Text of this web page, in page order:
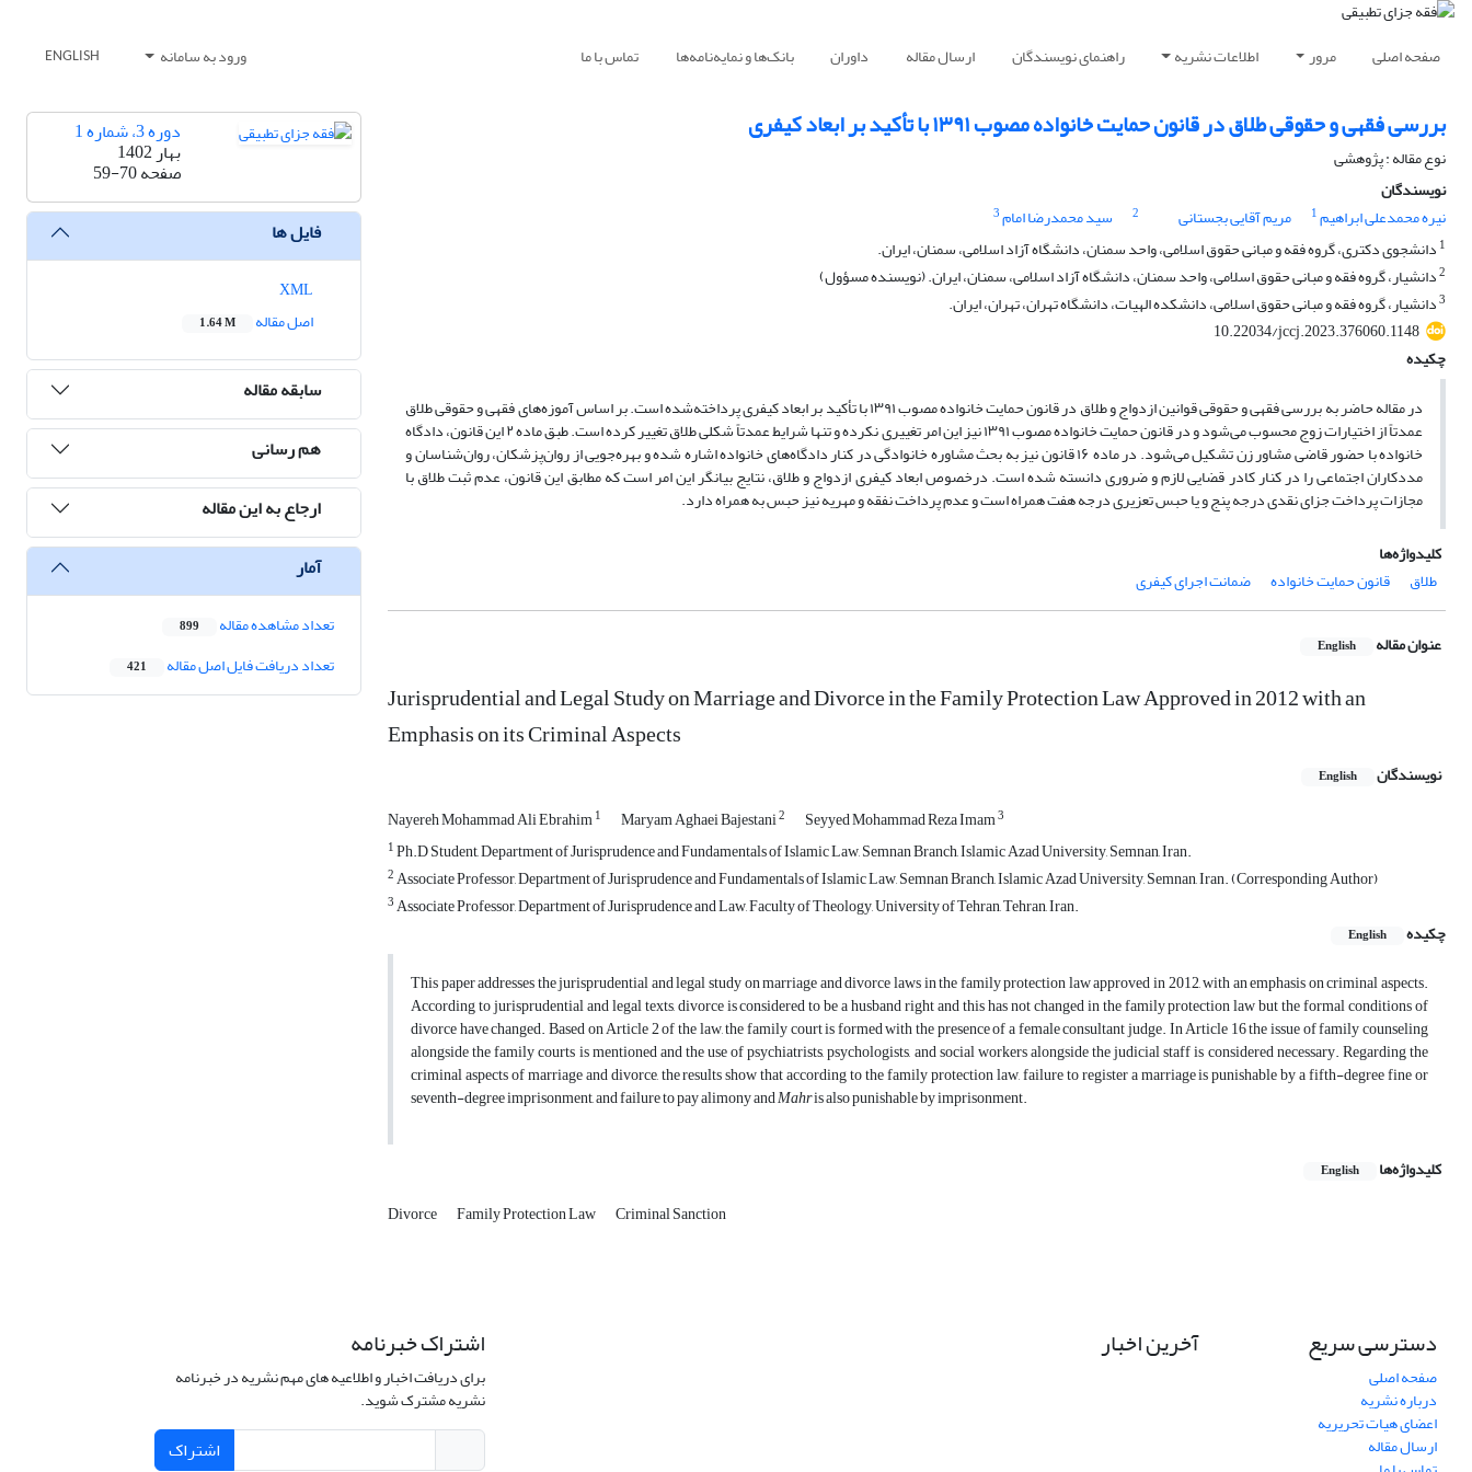
صفحه اصلی مرور اطلاعات نشریه راهنمای نویسندگان ارسال مقاله داوران بانک‌ها و نمایه‌نامه‌ها تماس با ما ورود به سامانه ENGLISH
بررسی فقهی و حقوقی طلاق در قانون حمایت خانواده مصوب ۱۳۹۱ با تأکید بر ابعاد کیفری
نوع مقاله : پژوهشی
نویسندگان
نیره محمدعلی ابراهیم1 مریم آقایی بجستانی 2 سید محمدرضا امام3
1 دانشجوی دکتری، گروه فقه و مبانی حقوق اسلامی، واحد سمنان، دانشگاه آزاد اسلامی، سمنان، ایران.
2دانشیار، گروه فقه و مبانی حقوق اسلامی، واحد سمنان، دانشگاه آزاد اسلامی، سمنان، ایران. (نویسنده مسؤول)
3دانشیار، گروه فقه و مبانی حقوق اسلامی، دانشکده الهیات، دانشگاه تهران، تهران، ایران.
10.22034/jccj.2023.376060.1148
چکیده
در مقاله حاضر به بررسی فقهی و حقوقی قوانین ازدواج و طلاق در قانون حمایت خانواده مصوب ۱۳۹۱ با تأکید بر ابعاد کیفری پرداخته‌شده است. بر اساس آموزه‌های فقهی و حقوقی طلاق
عمدتاً از اختیارات زوج محسوب می‌شود و در قانون حمایت خانواده مصوب ۱۳۹۱ نیز این امر تغییری نکرده و تنها شرایط عمدتاً شکلی طلاق تغییر کرده است. طبق ماده ۲ این قانون، دادگاه
خانواده با حضور قاضی مشاور زن تشکیل می‌شود. در ماده ۱۶ قانون نیز به بحث مشاوره خانوادگی در کنار دادگاه‌های خانواده اشاره ‌شده و بهره‌جویی از روان‌پزشکان، روان‌شناسان و
مددکاران اجتماعی را در کنار کادر قضایی لازم و ضروری دانسته شده است. درخصوص ابعاد کیفری ازدواج و طلاق، نتایج بیانگر این امر است که مطابق این قانون، عدم ثبت طلاق با
مجازات پرداخت جزای نقدی درجه پنج و یا حبس تعزیری درجه هفت همراه است و عدم پرداخت نفقه و مهریه نیز حبس به همراه دارد.
کلیدواژه‌ها
طلاق
قانون حمایت خانواده ضمانت اجرای کیفری
عنوان مقاله English
Jurisprudential and Legal Study on Marriage and Divorce in the Family Protection Law Approved in 2012 with an
Emphasis on its Criminal Aspects
نویسندگان English
Nayereh Mohammad Ali Ebrahim1 Maryam Aghaei Bajestani2 Seyyed Mohammad Reza Imam3
1Ph.D Student, Department of Jurisprudence and Fundamentals of Islamic Law, Semnan Branch, Islamic Azad University, Semnan, Iran.
2Associate Professor, Department of Jurisprudence and Fundamentals of Islamic Law, Semnan Branch, Islamic Azad University, Semnan, Iran. (Corresponding Author)
3Associate Professor, Department of Jurisprudence and Law, Faculty of Theology, University of Tehran, Tehran, Iran.
چکیده
English
This paper addresses the jurisprudential and legal study on marriage and divorce laws in the family protection law approved in 2012, with an emphasis on criminal aspects.
According to jurisprudential and legal texts, divorce is considered to be a husband right and this has not changed in the family protection law but the formal conditions of
divorce have changed. Based on Article 2 of the law, the family court is formed with the presence of a female consultant judge. In Article 16 the issue of family counseling
alongside the family courts is mentioned and the use of psychiatrists, psychologists, and social workers alongside the judicial staff is considered necessary. Regarding the
criminal aspects of marriage and divorce, the results show that according to the family protection law, failure to register a marriage is punishable by a fifth-degree fine or
seventh-degree imprisonment, and failure to pay alimony andMahris also punishable by imprisonment.
کلیدواژه‌ها English
Divorce Family Protection Law Criminal Sanction
دوره 3، شماره 1
بهار 1402
صفحه59-70
فایل ها
اصل مقاله
1.64 M
سابقه مقاله
هم رسانی
ارجاع به این مقاله
آمار
تعداد مشاهده مقاله 899
تعداد دریافت فایل اصل مقاله 421
دسترسی سریع
صفحه اصلی
درباره نشریه
اعضای هیات تحریریه
ارسال مقاله
آخرین اخبار اشتراک خبرنامه
برای دریافت اخبار و اطلاعیه های مهم نشریه در خبرنامه
نشریه مشترک شوید.
اشتراک